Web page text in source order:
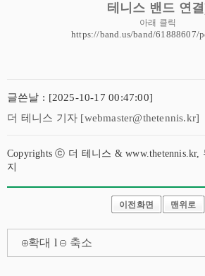
테니스 밴드 연
아래 클릭
https://band.us/band/61888607/
글쓴날 : [2025-10-17 00:47:00]
더 테니스 기자 [webmaster@thetennis.kr]
Copyrights ⓒ 더 테니스 & www.thetennis.kr,
지
이전화면 맨위로
확대 l 축소